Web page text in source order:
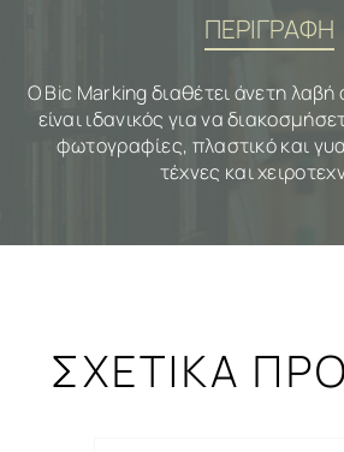
ΠΕΡΙΓΡΑΦΗ
Ο Bic Marking διαθέτει άνετη
είναι ιδανικός για να
φωτογραφίες, πλαστικό και
τέχνες και
ΣΧΕΤΙΚΑ